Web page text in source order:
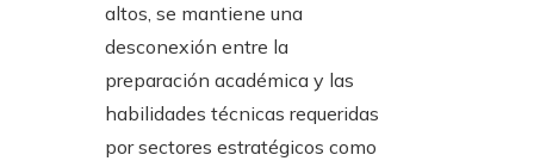
altos, se mantiene una
desconexión entre la
preparación académica y las
habilidades técnicas requeridas
por sectores estratégicos como